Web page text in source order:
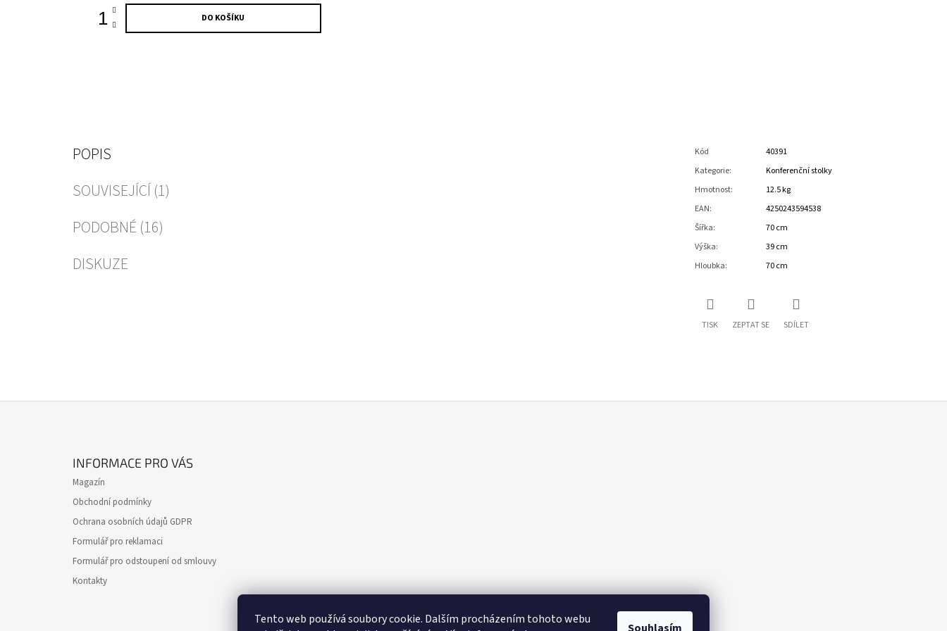
Tento web používá soubory cookie. Dalším procházením tohoto webu
DO KOŠÍKU
POPIS
SOUVISEJÍCÍ (1)
PODOBNÉ (16)
DISKUZE
Kód
40391
Kategorie:
Konferenční stolky
Hmotnost:
12.5 kg
EAN:
4250243594538
Šířka:
70 cm
Výška:
39 cm
Hloubka: 70 cm
TISK ZEPTAT SE SDÍLET
INFORMACE PRO VÁS
Magazín
Obchodní podmínky
Ochrana osobních údajů GDPR
Formulář pro reklamaci
Formulář pro odstoupení od smlouvy
Kontakty